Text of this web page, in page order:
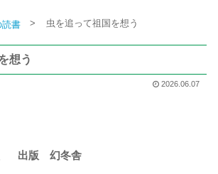
読書 > 虫を追って祖国を想う
想う
2026.06.07
出版 幻冬舎